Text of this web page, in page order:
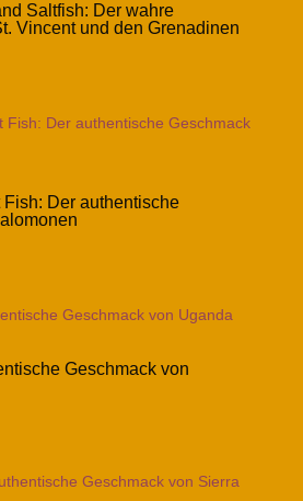
Saltfish: Der wahre
Vincent und den Grenadinen
Der authentische
Geschmack von